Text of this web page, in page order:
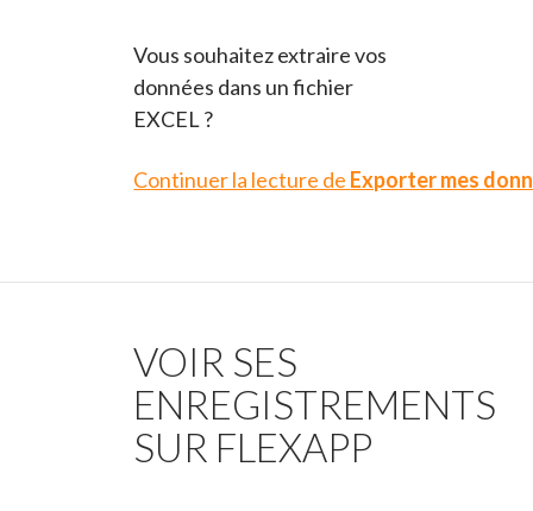
Vous souhaitez extraire vos
données dans un fichier
EXCEL ?
Continuer la lecture de Exporter mes
VOIR SES
ENREGISTREMENTS
SUR FLEXAPP